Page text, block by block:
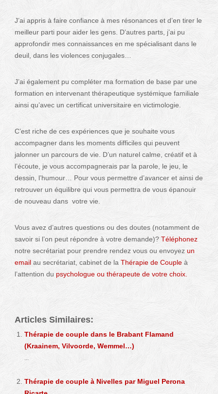
J’ai appris à faire confiance à mes résonances et d’en tirer le
meilleur parti pour aider les gens. D’autres parts, j’ai pu
approfondir mes connaissances en me spécialisant dans le
deuil, dans les violences conjugales…
J’ai également pu compléter ma formation de base par une
formation en intervenant thérapeutique systémique familiale
ainsi qu’avec un certificat universitaire en victimologie.
C’est riche de ces expériences que je souhaite vous
accompagner dans les moments difficiles qui peuvent
jalonner un parcours de vie. D’un naturel calme, créatif et à
l’écoute, je vous accompagnerais par la parole, le jeu, le
dessin, l’humour… Pour vous permettre d’avancer et ainsi de
retrouver un équilibre qui vous permettra de vous épanouir
de nouveau dans votre vie.
Vous avez d’autres questions ou des doutes (notamment de
savoir si l’on peut répondre à votre demande)? Téléphonez
notre secrétariat pour prendre rendez vous ou envoyez un
email au secrétariat, cabinet de la Thérapie de Couple à
l’attention du psychologue ou thérapeute de votre choix.
Articles Similaires:
Thérapie de couple dans le Brabant Flamand
(Kraainem, Vilvoorde, Wemmel…)
Thérapie de couple à Nivelles par Miguel Perona